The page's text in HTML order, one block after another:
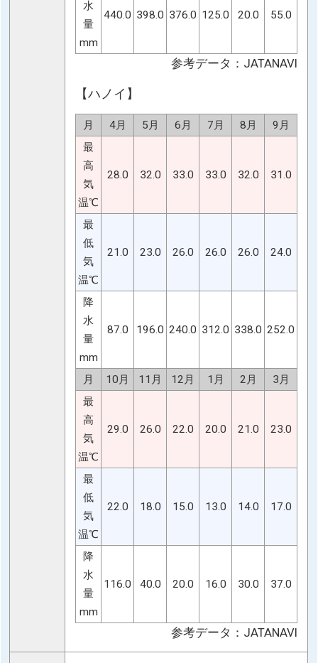
水
量
mm
440.0 398.0 376.0 125.0 20.0 55.0
参考データ：JATANAVI
【ハノイ】
月 4月 5月 6月 7月 8月
9月
最
高
気
温℃
28.0 32.0 33.0 33.0 32.0 31.0
最
低
気
温℃
21.0 23.0 26.0 26.0 26.0 24.0
降
水
量
mm
87.0 196.0 240.0 312.0 338.0 252.0
月 10月 11月 12月 1月 2月
3月
最
高
気
温℃
29.0 26.0 22.0 20.0 21.0 23.0
最
低
気
温℃
22.0 18.0 15.0 13.0 14.0 17.0
降
水
量
mm
116.0 40.0 20.0 16.0 30.0 37.0
参考データ：JATANAVI